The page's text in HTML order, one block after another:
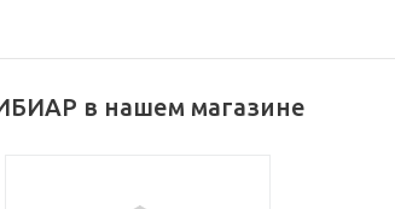
в нашем магазине